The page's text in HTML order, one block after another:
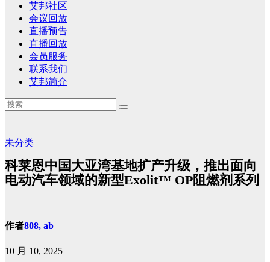
艾邦社区
会议回放
直播预告
直播回放
会员服务
联系我们
艾邦简介
未分类
科莱恩中国大亚湾基地扩产升级，推出面向
电动汽车领域的新型Exolit™ OP阻燃剂系列
作者808, ab
10 月 10, 2025